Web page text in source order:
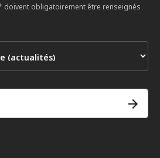
doivent obligatoirement être renseignés